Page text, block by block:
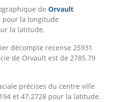
de Orvault
pour la longitude
la latitude.
décompte recense 25931
de Orvault est de 2785.79
précises du centre ville
et 47.2728 pour la latitude.